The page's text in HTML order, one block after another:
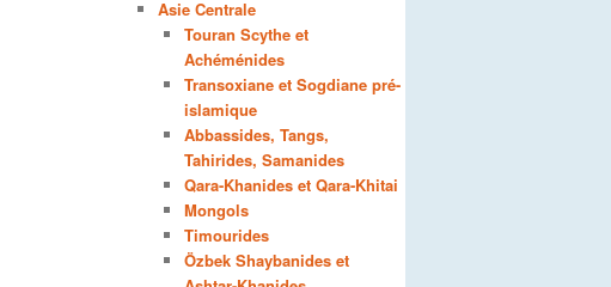
Asie Centrale
Touran Scythe et
Achéménides
Transoxiane et Sogdiane pré-
islamique
Abbassides, Tangs,
Tahirides, Samanides
Qara-Khanides et Qara-Khitai
Mongols
Timourides
Özbek Shaybanides et